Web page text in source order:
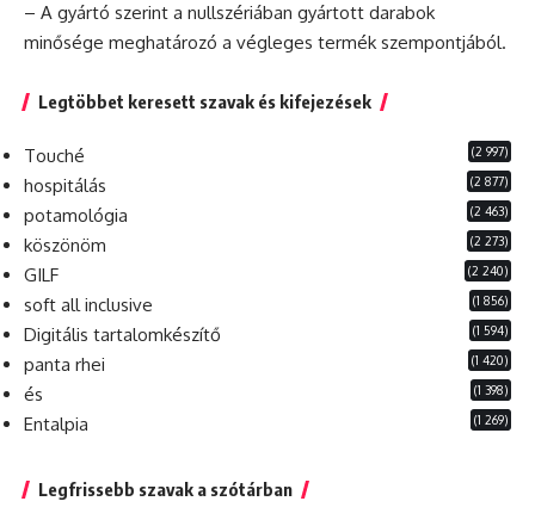
– A gyártó szerint a nullszériában gyártott darabok
minősége meghatározó a végleges termék szempontjából.
Legtöbbet keresett szavak és kifejezések
Touché (2 997)
hospitálás (2 877)
potamológia (2 463)
köszönöm (2 273)
GILF (2 240)
soft all inclusive (1 856)
Digitális tartalomkészítő (1 594)
panta rhei (1 420)
és (1 398)
Entalpia (1 269)
Legfrissebb szavak a szótárban